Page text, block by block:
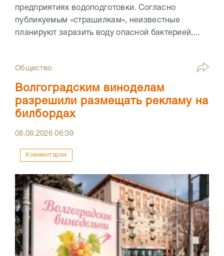
предприятиях водоподготовки. Согласно
публикуемым «страшилкам», неизвестные
планируют заразить воду опасной бактерией,...
Общество
Волгоградским виноделам
разрешили размещать рекламу на
билбордах
08.08.202606:39
Комментарии